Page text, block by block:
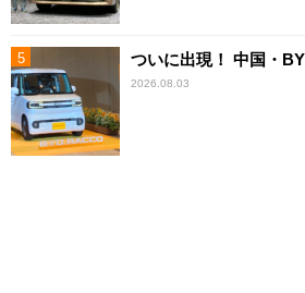
ついに出現！ 中国・
2026.08.03